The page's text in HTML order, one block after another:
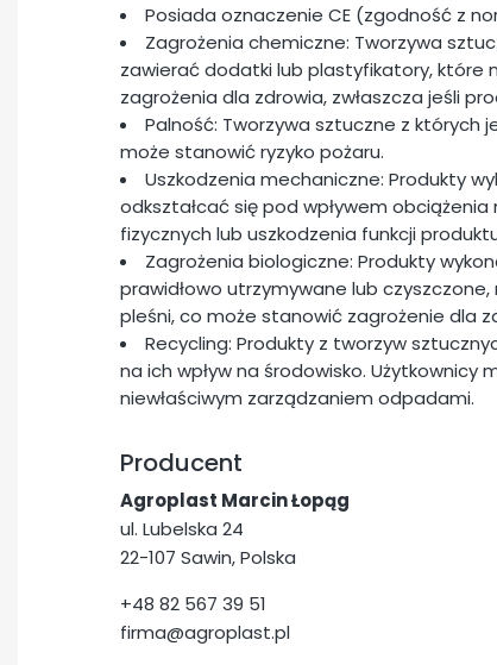
Posiada oznaczenie CE (zgodność z
Zagrożenia chemiczne: Tworzywa
zawierać dodatki lub plastyfikatory,
zagrożenia dla zdrowia, zwłaszcza jeśli
Palność: Tworzywa sztuczne z których
może stanowić ryzyko pożaru.
Uszkodzenia mechaniczne: Produkty
odkształcać się pod wpływem
fizycznych lub uszkodzenia funkcji
Zagrożenia biologiczne: Produkty
prawidłowo utrzymywane lub
pleśni, co może stanowić zagrożenie dla
Recycling: Produkty z tworzyw
na ich wpływ na środowisko.
niewłaściwym zarządzaniem odpadami.
Producent
Agroplast Marcin Łopąg
ul. Lubelska 24
22-107 Sawin, Polska
+48 82 567 39 51
firma@agroplast.pl